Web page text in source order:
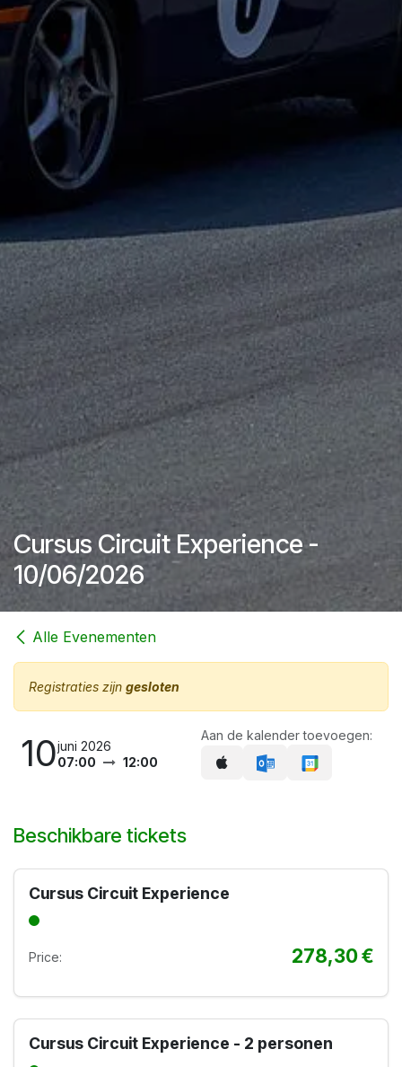
Cursus Circuit Experience -
10/06/2026
Alle Evenementen
Registraties zijn gesloten
10juni 2026
07:00
12:00
Aan de kalender toevoegen:
Beschikbare tickets
Cursus Circuit Experience
Price: 278,30€
Cursus Circuit Experience - 2 personen